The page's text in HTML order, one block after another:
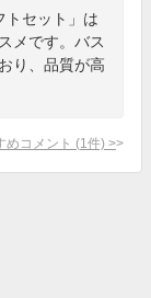
トセット」は
メです。バス
り、品質が高
めコメント (1 件) >